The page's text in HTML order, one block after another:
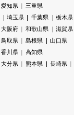
愛知県
三重県
埼玉県 千葉県 栃木県
大阪府 和歌山県 滋賀県
鳥取県 島根県
山口県
香川県
高知県
大分県 熊本県 長崎県